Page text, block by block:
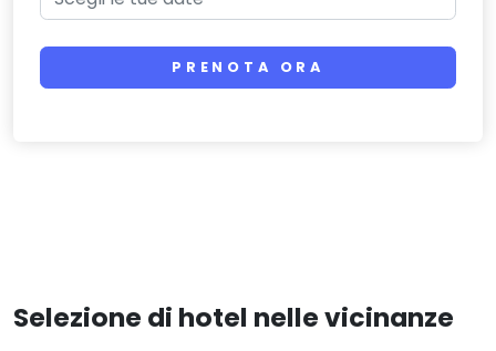
PRENOTA ORA
Selezione di hotel nelle vicinanze